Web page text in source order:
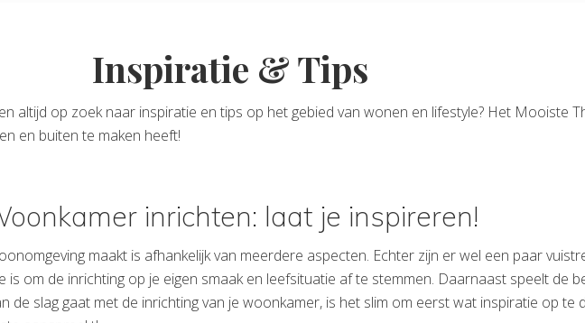
Inspiratie & Tips
altijd op zoek naar inspiratie en tips op het gebied van wonen en lifestyle? Het Mooiste
en buiten te maken heeft!
inrichten: laat je inspireren!
maakt is afhankelijk van meerdere aspecten. Echter zijn er wel een paar
is om de inrichting op je eigen smaak en leefsituatie af te stemmen. Daarnaast speelt de
de slag gaat met de inrichting van je woonkamer, is het slim om eerst wat inspiratie op te